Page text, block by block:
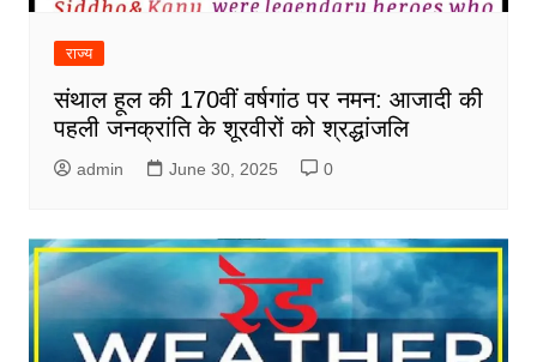
राज्य
संथाल हूल की 170वीं वर्षगांठ पर नमन: आजादी की
पहली जनक्रांति के शूरवीरों को श्रद्धांजलि
admin June 30, 2025 0